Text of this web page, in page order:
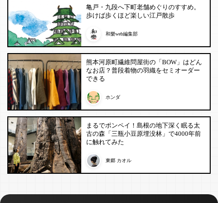
亀戸・九段へ下町老舗めぐりのすすめ。
歩けば歩くほど楽しい江戸散歩
和樂web編集部
熊本河原町繊維問屋街の「BOW」はどん
なお店？普段着物の羽織をセミオーダー
できる
ホンダ
まるでポンペイ！島根の地下深く眠る太
古の森「三瓶小豆原埋没林」で4000年前
に触れてみた
東郷 カオル